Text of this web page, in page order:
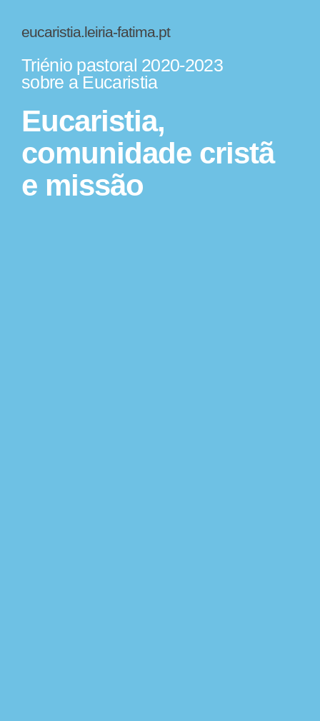
eucaristia.leiria-fatima.pt
Triénio pastoral 2020-2023
sobre a Eucaristia
Eucaristia,
comunidade cristã
e missão